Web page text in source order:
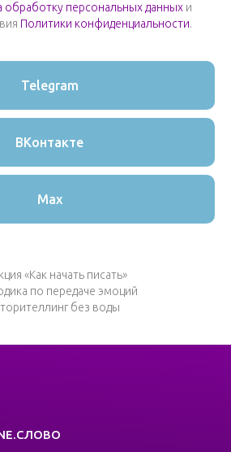
обработку персональных данныхи
Политики конфиденциальности.
Telegram
ВКонтакте
Max
«Как начать писать»
по передаче эмоций
без воды